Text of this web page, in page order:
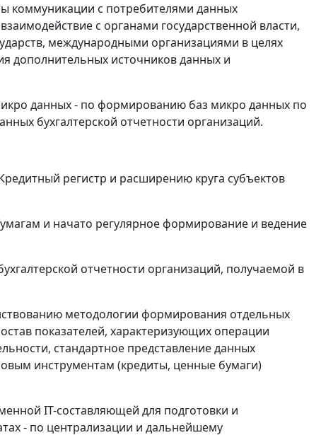
коммуникации с потребителями данных
с органами государственной власти,
международными организациями в целях
дополнительных источников данных и
данных - по формированию баз микро данных по
бухгалтерской отчетности организаций.
регистр и расширению круга субъектов
и начато регулярное формирование и ведение
отчетности организаций, получаемой в
методологии формирования отдельных
показателей, характеризующих операции
стандартное представление данных
инструментам (кредиты, ценные бумаги)
IT-составляющей для подготовки и
- по централизации и дальнейшему